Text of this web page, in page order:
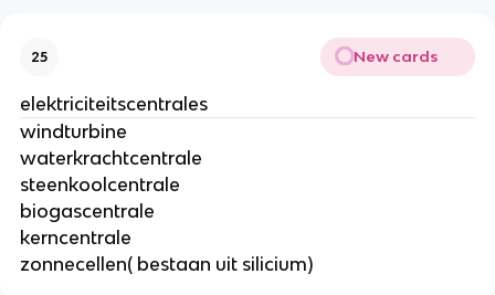
25 New cards
elektriciteitscentrales
windturbine
waterkrachtcentrale
steenkoolcentrale
biogascentrale
kerncentrale
zonnecellen( bestaan uit silicium)